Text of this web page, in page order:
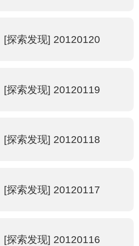
[探索发现] 20120120
[探索发现] 20120119
[探索发现] 20120118
[探索发现] 20120117
[探索发现] 20120116